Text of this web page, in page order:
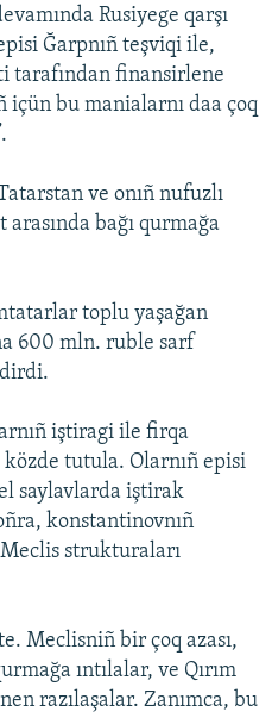
Rusiyege qarşı
Ğarpnıñ teşviqi ile,
tarafından finansirlene
içün bu manialarnı daa çoq
ve onıñ nufuzlı
bağı qurmağa
toplu yaşağan
600 mln. ruble sarf
iştiragi ile firqa
tutula. Olarnıñ episi
saylavlarda iştirak
konstantinovnıñ
strukturaları
Meclisniñ bir çoq azası,
ıntılalar, ve Qırım
razılaşalar. Zanımca, bu